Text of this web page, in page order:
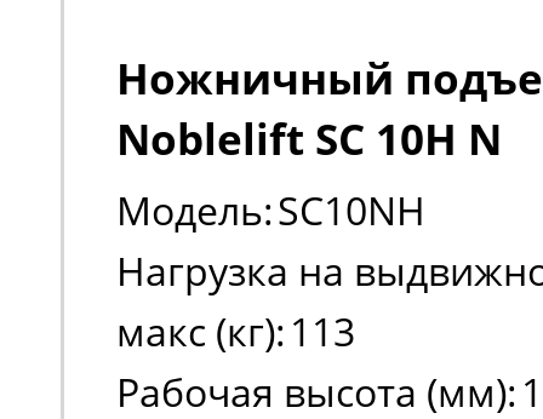
Ножничный
Noblelift SC 10H N
Модель:SC10NH
Нагрузка на
макс (кг): 113
Рабочая высота (мм):